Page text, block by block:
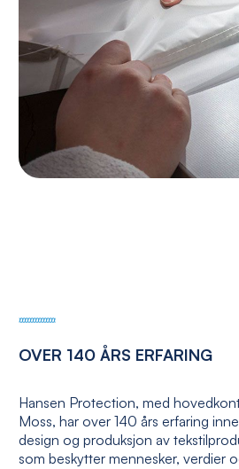
OVER 140 ÅRS ERFARING
Hansen Protection, med
Moss, har over 140 års erfaring
design og produksjon av
som beskytter mennesker, verdier